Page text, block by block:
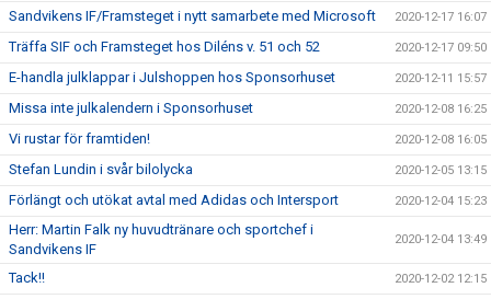
Sandvikens IF/Framsteget i nytt samarbete med Microsoft 2020-12-17 16:07
Träffa SIF och Framsteget hos Diléns v. 51 och 52 2020-12-17 09:50
E-handla julklappar i Julshoppen hos Sponsorhuset 2020-12-11 15:57
Missa inte julkalendern i Sponsorhuset 2020-12-08 16:25
Vi rustar för framtiden! 2020-12-08 16:05
Stefan Lundin i svår bilolycka 2020-12-05 13:15
Förlängt och utökat avtal med Adidas och Intersport 2020-12-04 15:23
Herr: Martin Falk ny huvudtränare och sportchef i
Sandvikens IF
2020-12-04 13:49
Tack!! 2020-12-02 12:15